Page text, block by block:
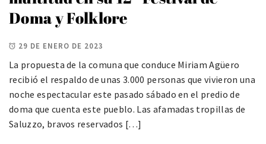
Doma y Folklore
29 DE ENERO DE 2023
La propuesta de la comuna que conduce Miriam Agüero
recibió el respaldo de unas 3.000 personas que vivieron una
noche espectacular este pasado sábado en el predio de
doma que cuenta este pueblo. Las afamadas tropillas de
Saluzzo, bravos reservados […]